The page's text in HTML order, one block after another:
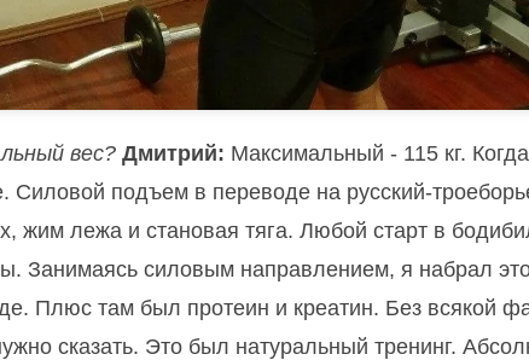
вес? Дмитрий: Максимальный - 115 кг.
Силовой подъем в переводе на русский-
жим лежа и становая тяга. Любой старт в
Занимаясь силовым направлением, я набрал
Плюс там был протеин и креатин. Без всякой
сказать. Это был натуральный тренинг.